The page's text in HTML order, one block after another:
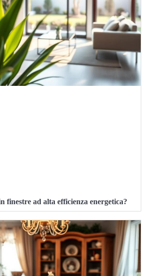
finestre ad alta efficienza energetica?